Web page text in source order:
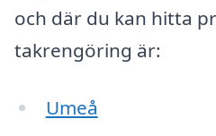
och där du kan hitta
takrengöring är:
Umeå